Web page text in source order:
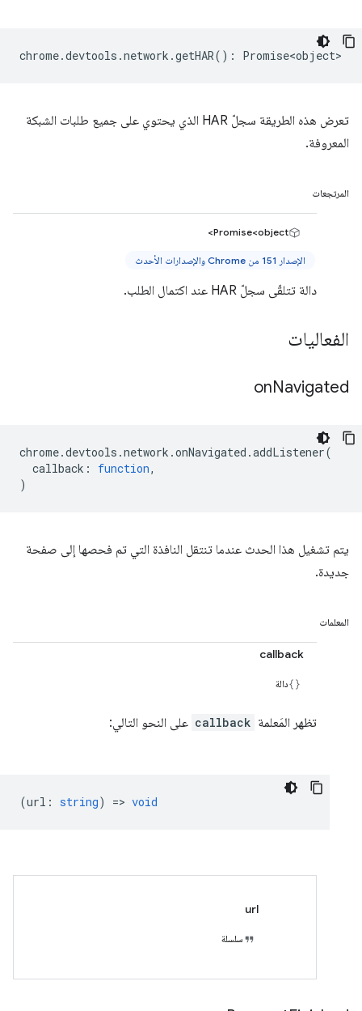
chrome.devtools .network .getHAR() : Promise<object>
تعرض هذه الطريقة سجلّ HAR الذي يحتوي على جميع طلبات الشبكة
المعروفة.
المرتجعات
Promise<object>
الإصدار 151 من Chrome والإصدارات الأحدث
دالة تتلقّى سجلّ HAR عند اكتمال الطلب.
الفعاليات
onNavigated
chrome.devtools .network .onNavigated .addListener(
callback : function,
)
يتم تشغيل هذا الحدث عندما تنتقل النافذة التي تم فحصها إلى صفحة
جديدة.
المعلمات
callback
دالة
تظهر المَعلمة callback على النحو التالي:
(url : string) => void
url
سلسلة